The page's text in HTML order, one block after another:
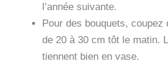
l’année suivante.
Pour des bouquets, coupez
de 20 à 30 cm tôt le matin.
tiennent bien en vase.